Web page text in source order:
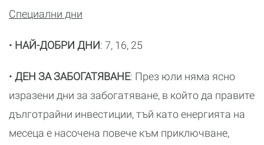
Специални дни
• НАЙ-ДОБРИ ДНИ: 7, 16, 25
• ДЕН ЗА ЗАБОГАТЯВАНЕ: През юли няма ясно
изразени дни за забогатяване, в който да правите
дълготрайни инвестиции, тъй като енергията на
месеца е насочена повече към приключване,